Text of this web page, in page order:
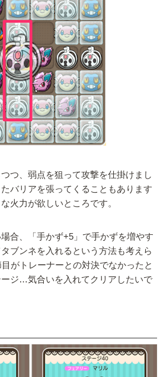
つ、弱点を狙って攻撃を仕掛けまし
バリアを張ってくることもあります
火力が欲しいところです。
合、「手かず+5」で手かずを増やす
ブンネを入れるという方法も考えら
がトレーナーとの対決でなかったと
ジ…気合いを入れてクリアしたいで